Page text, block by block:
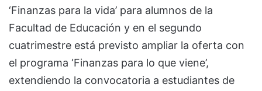
‘Finanzas para la vida’ para alumnos de la
Facultad de Educación y en el segundo
cuatrimestre está previsto ampliar la oferta con
el programa ‘Finanzas para lo que viene’,
extendiendo la convocatoria a estudiantes de